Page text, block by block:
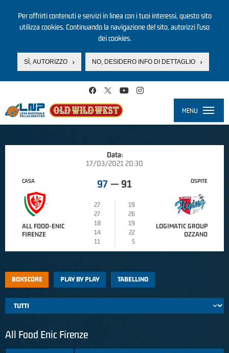
Per offrirti contenuti e servizi in linea con i tuoi interessi, questo sito
utilizza cookies. Continuando la navigazione del sito, autorizzi l’uso
dei cookies.
SÌ, AUTORIZZO NO, DESIDERO INFO DI DETTAGLIO
MENU
Data:
17/03/2021 20:30
CASA
ALL FOOD-ENIC
FIRENZE
97 — 91
27
19
27
26
18
19
14
22
11
5
OSPITE
LOGIMATIC GROUP
OZZANO
BOXSCORE PLAY BY PLAY TABELLINO
All Food Enic Firenze